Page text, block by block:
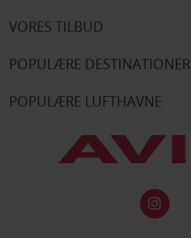
VORES TILBUD
POPULÆRE DESTINATIONER
POPULÆRE LUFTHAVNE